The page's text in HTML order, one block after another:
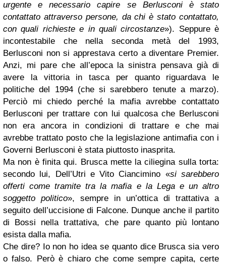
urgente e necessario capire se Berlusconi è stato
contattato attraverso persone, da chi è stato contattato,
con quali richieste e in quali circostanze»). Seppure è
incontestabile che nella seconda metà del 1993,
Berlusconi non si apprestava certo a diventare Premier.
Anzi, mi pare che all’epoca la sinistra pensava già di
avere la vittoria in tasca per quanto riguardava le
politiche del 1994 (che si sarebbero tenute a marzo).
Perciò mi chiedo perché la mafia avrebbe contattato
Berlusconi per trattare con lui qualcosa che Berlusconi
non era ancora in condizioni di trattare e che mai
avrebbe trattato posto che la legislazione antimafia con i
Governi Berlusconi è stata piuttosto inasprita.
Ma non è finita qui. Brusca mette la ciliegina sulla torta:
secondo lui, Dell’Utri e Vito Ciancimino «si sarebbero
offerti come tramite tra la mafia e la Lega e un altro
soggetto politico», sempre in un’ottica di trattativa a
seguito dell’uccisione di Falcone. Dunque anche il partito
di Bossi nella trattativa, che pare quanto più lontano
esista dalla mafia.
Che dire? Io non ho idea se quanto dice Brusca sia vero
o falso. Però è chiaro che come sempre capita, certe